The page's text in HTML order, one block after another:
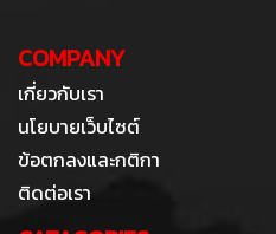
COMPANY
เกี่ยวกับเรา
นโยบายเว็บไซต์
ข้อตกลงและกติกา
ติดต่อเรา